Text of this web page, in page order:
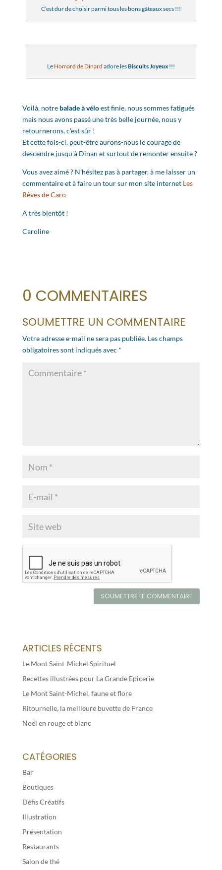
C’est dur de choisir parmi tous les bons gâteaux secs !!!
Le Homard de Dinard adore lesBiscuits Joyeux!!!
Voilà, notre balade à véloest finie, nous sommes fatigués
mais nous avons passé une très belle journée, nous y
retournerons, c’est sûr !
Et cette fois-ci, peut-être aurons-nous le courage de
descendre jusqu’à Dinan et surtout de remonter ensuite ?
Vous avez aimé ? N’hésitez pas à partager, à me laisser un
commentaire et à faire un tour sur mon site internet Les
Rêves de Caro
A très bientôt !
Caroline
0 COMMENTAIRES
SOUMETTRE UN COMMENTAIRE
Votre adresse e-mail ne sera pas publiée. Les champs
obligatoires sont indiqués avec *
SOUMETTRE LE COMMENTAIRE
ARTICLES RÉCENTS
Le Mont Saint-Michel Spirituel
Recettes illustrées pour La Grande Epicerie
Le Mont Saint-Michel, faune et flore
Ritournelle, la meilleure buvette de France
Noël en rouge et blanc
CATÉGORIES
Bar
Boutiques
Défis Créatifs
Illustration
Présentation
Restaurants
Salon de thé